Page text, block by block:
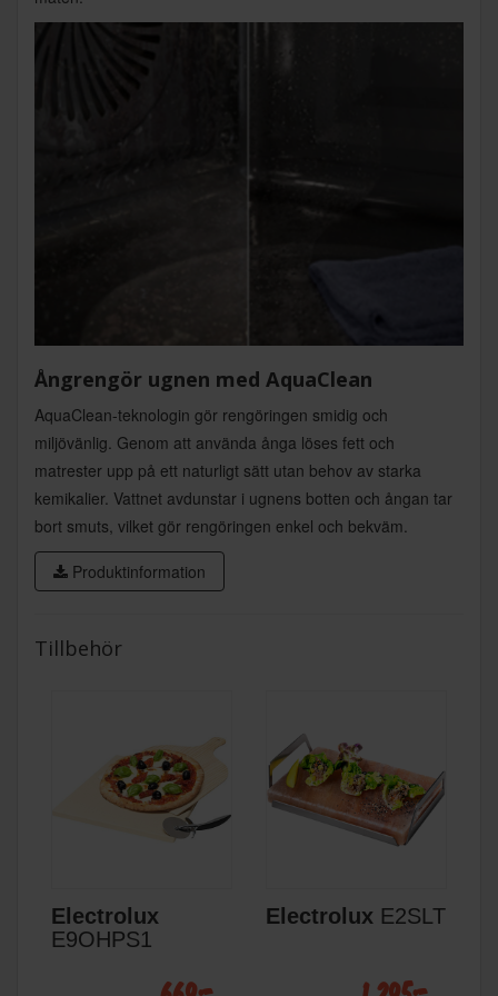
Ångrengör ugnen med AquaClean
AquaClean-teknologin gör rengöringen smidig och
miljövänlig. Genom att använda ånga löses fett och
matrester upp på ett naturligt sätt utan behov av starka
kemikalier. Vattnet avdunstar i ugnens botten och ångan tar
bort smuts, vilket gör rengöringen enkel och bekväm.
Produktinformation
Tillbehör
Electrolux
E9OHPS1
Electrolux E2SLT